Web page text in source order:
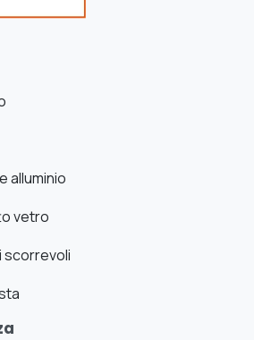
alluminio
vetro
scorrevoli